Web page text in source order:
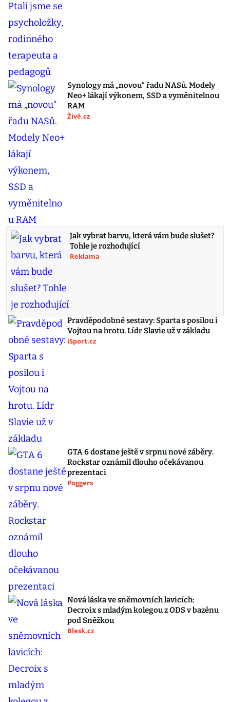
Synology má „novou“ řadu NASů. Modely
Neo+ lákají výkonem, SSD a vyměnitelnou
RAM
Živě.cz
Jak vybrat barvu, která vám bude slušet?
Tohle je rozhodující
Reklama
Pravděpodobné sestavy: Sparta s posilou i
Vojtou na hrotu. Lídr Slavie už v základu
iSport.cz
GTA 6 dostane ještě v srpnu nové záběry.
Rockstar oznámil dlouho očekávanou
prezentaci
Poggers
Nová láska ve sněmovních lavicích:
Decroix s mladým kolegou z ODS v bazénu
pod Sněžkou
Blesk.cz